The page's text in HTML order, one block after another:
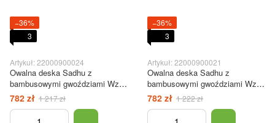
−36%
3
Artykuł: 22000900024
Owalna deska Sadhu z
bambusowymi gwoździami Wzór
#9, rozstaw gwoździ 15 mm
330x150 mm jasnoczerwony
782 zł 1 217 zł
−36%
3
Artykuł: 22000900021
Owalna deska Sadhu z
bambusowymi gwoździami Wzór
#9 Odległość między
gwoździami 15 mm 330x150 mm
ciemnoniebieski
782 zł 1 222 zł